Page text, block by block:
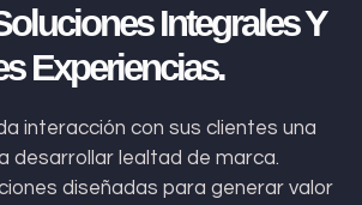
Integrales Y
Experiencias.
interacción con sus clientes una
desarrollar lealtad de marca.
diseñadas para generar valor